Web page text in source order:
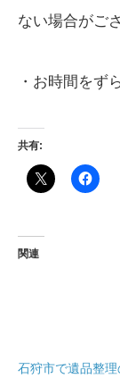
ない場合がご
・お時間をず
共有:
関連
石狩市で遺品整